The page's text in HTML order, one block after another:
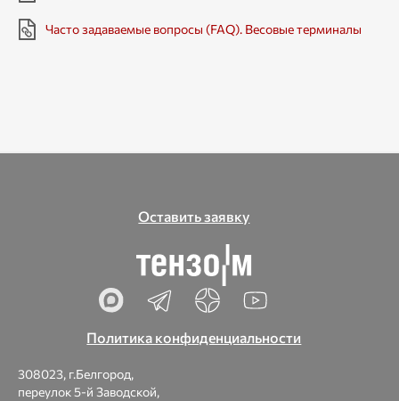
Часто задаваемые вопросы (FAQ). Весовые терминалы
Оставить заявку
Политика конфиденциальности
308023, г.Белгород,
переулок 5-й Заводской,